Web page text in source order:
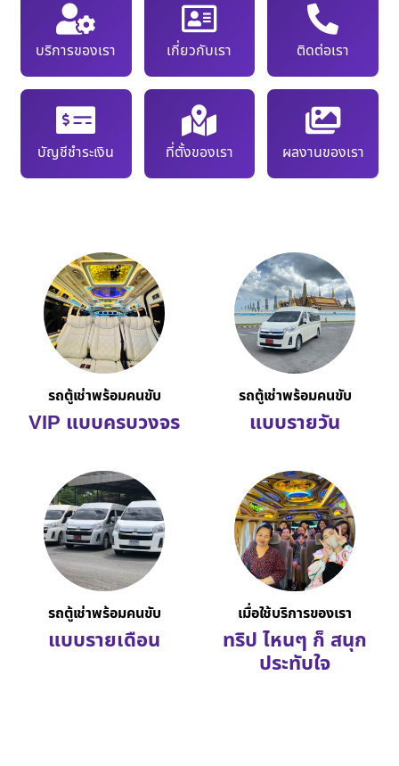
บริการของเรา เกี่ยวกับเรา ติดต่อเรา
บัญชีชำระเงิน ที่ตั้งของเรา ผลงานของเรา
รถตู้เช่าพร้อมคนขับ
VIP แบบครบวงจร
รถตู้เช่าพร้อมคนขับ
แบบรายวัน
รถตู้เช่าพร้อมคนขับ
แบบรายเดือน
เมื่อใช้บริการของเรา
ทริป ไหนๆ ก็ สนุก
ประทับใจ